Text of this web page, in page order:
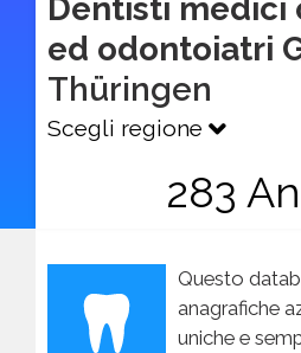
Dentisti medici
ed odontoiatri
Thüringen
Scegli regione
283
Questo
anagrafiche
uniche e